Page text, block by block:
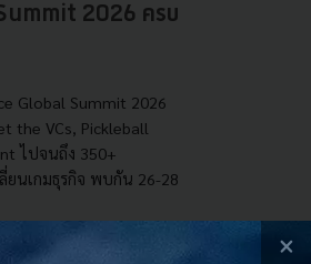
2026 ครบ
Global Summit 2026
the VCs, Pickleball
ไปจนถึง 350+
ยนเกมธุรกิจ พบกัน 26-28
×